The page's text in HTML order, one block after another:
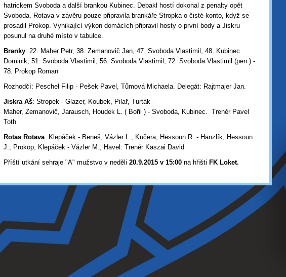
hatrickem Svoboda a další brankou Kubinec. Debakl hostí dokonal z penalty opět
Svoboda. Rotava v závěru pouze připravila brankáře Stropka o čisté konto, když se
prosadil Prokop. Vynikající výkon domácích připravil hosty o první body a Jiskru
posunul na druhé místo v tabulce.
Branky: 22. Maher Petr, 38. Zemanovič Jan, 47. Svoboda Vlastimil, 48. Kubinec
Dominik, 51. Svoboda Vlastimil, 56. Svoboda Vlastimil, 72. Svoboda Vlastimil (pen.) -
78. Prokop Roman
Rozhodčí: Peschel Filip - Pešek Pavel, Tůmová Michaela. Delegát: Rajtmajer Jan.
Jiskra Aš: Stropek - Glazer, Koubek, Pilař, Turták -
Maher, Zemanovič, Jarausch, Houdek L. ( Bořil ) - Svoboda, Kubinec. Trenér Pavel
Toth
Rotas Rotava: Klepáček - Beneš, Vázler L., Kučera, Hessoun R. - Hanzlík, Hessoun
J., Prokop, Klepáček - Vázler M., Havel. Trenér Kaszai David
Příští utkání sehraje "A" mužstvo v neděli 20.9.2015 v 15:00 na hřišti FK Loket.